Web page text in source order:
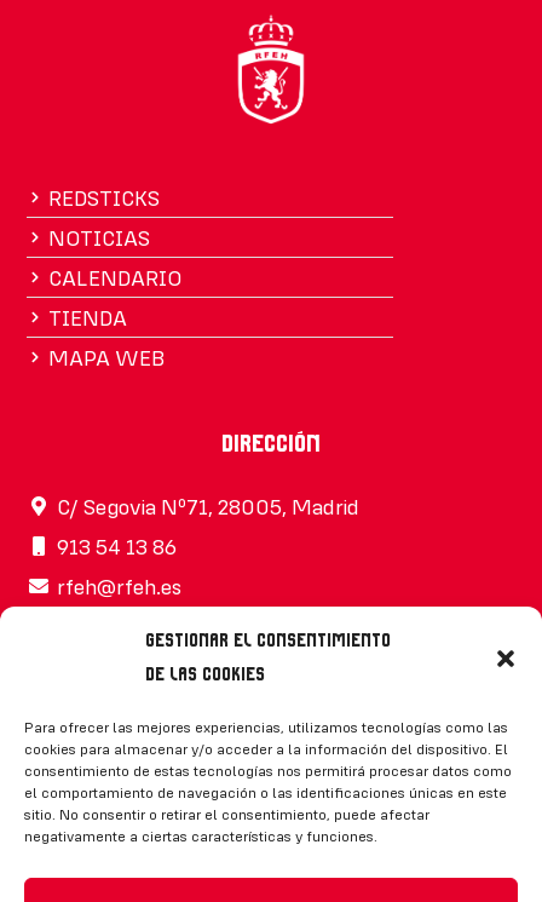
Gestionar el consentimiento
de las cookies
Para ofrecer las mejores experiencias, utilizamos tecnologías como las
cookies para almacenar y/o acceder a la información del dispositivo. El
consentimiento de estas tecnologías nos permitirá procesar datos como
el comportamiento de navegación o las identificaciones únicas en este
sitio. No consentir o retirar el consentimiento, puede afectar
negativamente a ciertas características y funciones.
REDSTICKS
NOTICIAS
CALENDARIO
TIENDA
MAPA WEB
Dirección
C/ Segovia Nº71, 28005, Madrid
913 54 13 86
rfeh@rfeh.es
Síguenos